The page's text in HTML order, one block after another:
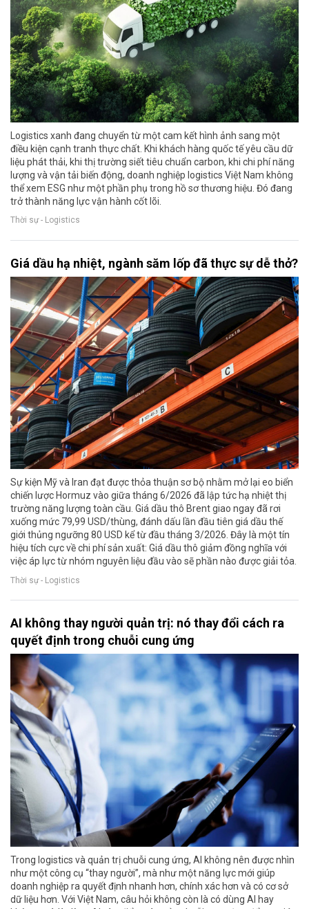
Logistics xanh đang chuyển từ một cam kết hình ảnh sang một
điều kiện cạnh tranh thực chất. Khi khách hàng quốc tế yêu cầu dữ
liệu phát thải, khi thị trường siết tiêu chuẩn carbon, khi chi phí năng
lượng và vận tải biến động, doanh nghiệp logistics Việt Nam không
thể xem ESG như một phần phụ trong hồ sơ thương hiệu. Đó đang
trở thành năng lực vận hành cốt lõi.
Thời sự - Logistics
Giá dầu hạ nhiệt, ngành săm lốp đã thực sự dễ thở?
Sự kiện Mỹ và Iran đạt được thỏa thuận sơ bộ nhằm mở lại eo biển
chiến lược Hormuz vào giữa tháng 6/2026 đã lập tức hạ nhiệt thị
trường năng lượng toàn cầu. Giá dầu thô Brent giao ngay đã rơi
xuống mức 79,99 USD/thùng, đánh dấu lần đầu tiên giá dầu thế
giới thủng ngưỡng 80 USD kể từ đầu tháng 3/2026. Đây là một tín
hiệu tích cực về chi phí sản xuất: Giá dầu thô giảm đồng nghĩa với
việc áp lực từ nhóm nguyên liệu đầu vào sẽ phần nào được giải tỏa.
Thời sự - Logistics
AI không thay người quản trị: nó thay đổi cách ra
quyết định trong chuỗi cung ứng
Trong logistics và quản trị chuỗi cung ứng, AI không nên được nhìn
như một công cụ “thay người”, mà như một năng lực mới giúp
doanh nghiệp ra quyết định nhanh hơn, chính xác hơn và có cơ sở
dữ liệu hơn. Với Việt Nam, câu hỏi không còn là có dùng AI hay